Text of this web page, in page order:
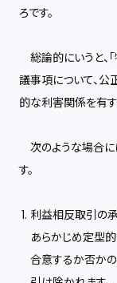
ろです。
総論的にいうと、
議事項について、
的な利害関係を有す
次のような場合に
す。
利益相反取引の承
あらかじめ定型
合意するか否か